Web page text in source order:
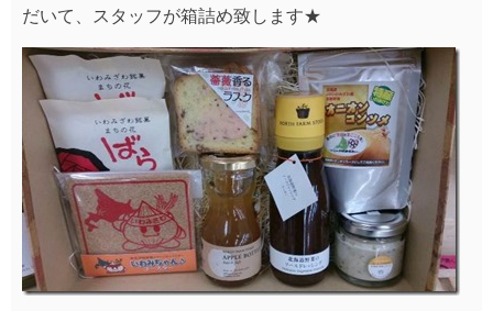
だいて、スタッフが箱詰め致します★